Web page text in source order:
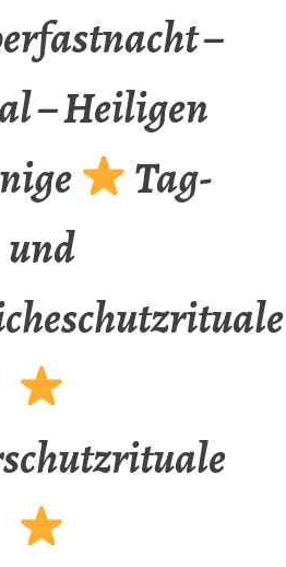
–
– Heiligen
Tag-
und